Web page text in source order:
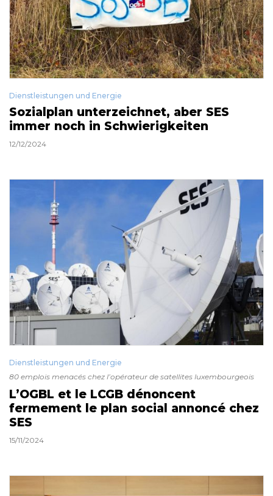
Dienstleistungen und Energie
Sozialplan unterzeichnet, aber SES
immer noch in Schwierigkeiten
12/12/2024
Dienstleistungen und Energie
80 emplois menacés chez l’opérateur de satellites luxembourgeois
L’OGBL et le LCGB dénoncent
fermement le plan social annoncé chez
SES
15/11/2024